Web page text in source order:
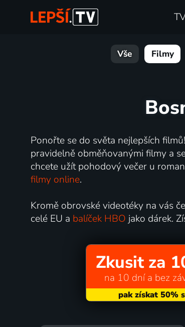
Vše Filmy
Ponořte se do světa nejlepších
pravidelně obměňovanými filmy a
chcete užít pohodový večer u
filmy online.
Kromě obrovské videotéky na vás
celé EU a balíček HBO jako dárek.
Zkusit za
na 10 dní a bez